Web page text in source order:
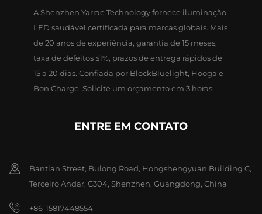
A Shenzhen Yarrae Technology fornece iluminação
LED saudável certificada para marcas globais. Mais
de 20 anos de experiência, garantia de 15 meses,
taxa de defeitos ≤1%, prazos de entrega rápidos de
15 a 20 dias. Confiada por BlockBluelight, Hooga e
Bon Charge. Solicite um orçamento em 3 horas.
ENTRE EM CONTATO
Bantian Street, Bulong Road, Hongshengyuan Building C,
Terceiro Andar, C304, Shenzhen, Guangdong, China
+86-15817448554